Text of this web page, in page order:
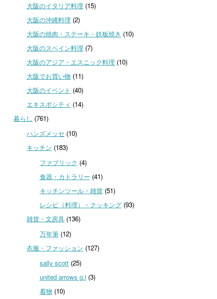
大阪のイタリア料理 (15)
大阪の沖縄料理 (2)
大阪の焼肉・ステーキ・鉄板焼き (10)
大阪のスペイン料理 (7)
大阪のアジア・エスニック料理 (10)
大阪でお買い物 (11)
大阪のイベント (40)
エキスポシティ (14)
暮らし (761)
ハンズメッセ (10)
キッチン (183)
ファブリック (4)
食器・カトラリー (41)
キッチンツール・雑貨(51)
レシピ（料理）・クッキング(93)
雑貨・文房具(136)
万年筆(12)
衣服・ファッション (127)
sally scott(25)
united arrows g.l (3)
着物 (10)